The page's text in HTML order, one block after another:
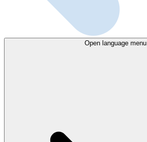
Open language menu